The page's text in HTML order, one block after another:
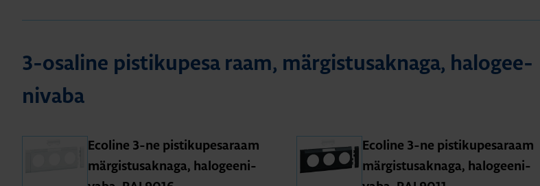
3-osa­line pis­ti­ku­pesa raam, mär­gis­tus­ak­naga, halo­gee­
ni­vaba
Eco­line 3-ne pis­ti­ku­pe­sa­raam
mär­gis­tus­ak­naga, halo­gee­ni­
Eco­line 3-ne pis­ti­ku­pe­sa­raam
mär­gis­tus­ak­naga, halo­gee­ni­